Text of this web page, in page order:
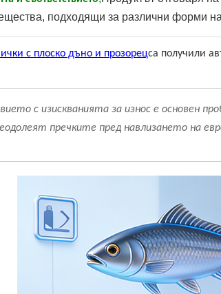
подходящи за различни форми
с плоско дъно и прозорецса получили
с изискванията за износ е основен
пречките пред навлизането на